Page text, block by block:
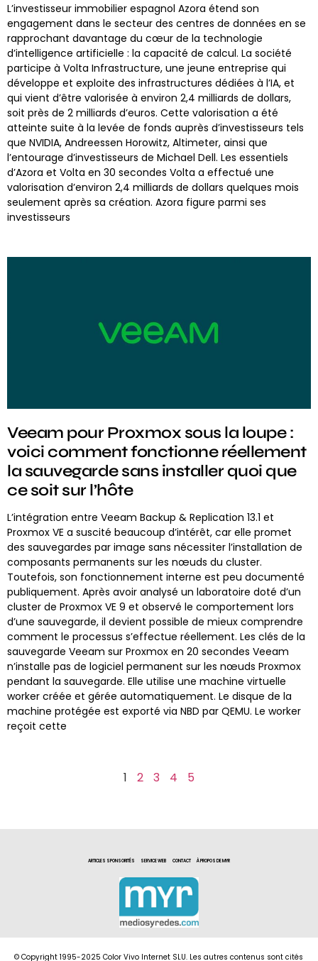
L’investisseur immobilier espagnol Azora étend son
engagement dans le secteur des centres de données en se
rapprochant davantage du cœur de la technologie
d’intelligence artificielle : la capacité de calcul. La société
participe à Volta Infrastructure, une jeune entreprise qui
développe et exploite des infrastructures dédiées à l’IA, et
qui vient d’être valorisée à environ 2,4 milliards de dollars,
soit près de 2 milliards d’euros. Cette valorisation a été
atteinte suite à la levée de fonds auprès d’investisseurs tels
que NVIDIA, Andreessen Horowitz, Altimeter, ainsi que
l’entourage d’investisseurs de Michael Dell. Les essentiels
d’Azora et Volta en 30 secondes Volta a effectué une
valorisation d’environ 2,4 milliards de dollars quelques mois
seulement après sa création. Azora figure parmi ses
investisseurs
Veeam pour Proxmox sous la loupe :
voici comment fonctionne réellement
la sauvegarde sans installer quoi que
ce soit sur l’hôte
L’intégration entre Veeam Backup & Replication 13.1 et
Proxmox VE a suscité beaucoup d’intérêt, car elle promet
des sauvegardes par image sans nécessiter l’installation de
composants permanents sur les nœuds du cluster.
Toutefois, son fonctionnement interne est peu documenté
publiquement. Après avoir analysé un laboratoire doté d’un
cluster de Proxmox VE 9 et observé le comportement lors
d’une sauvegarde, il devient possible de mieux comprendre
comment le processus s’effectue réellement. Les clés de la
sauvegarde Veeam sur Proxmox en 20 secondes Veeam
n’installe pas de logiciel permanent sur les nœuds Proxmox
pendant la sauvegarde. Elle utilise une machine virtuelle
worker créée et gérée automatiquement. Le disque de la
machine protégée est exporté via NBD par QEMU. Le worker
reçoit cette
1 2 3 4 5
ARTICLES SPONSORITÉS SERVICE WEB CONTACT À PROPOS DE MYR
© Copyright 1995-2025 Color Vivo Internet SLU. Les autres contenus sont cités